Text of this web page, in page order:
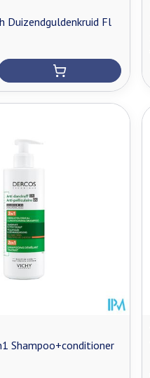
Duizendguldenkruid Fl
Shampoo+conditioner